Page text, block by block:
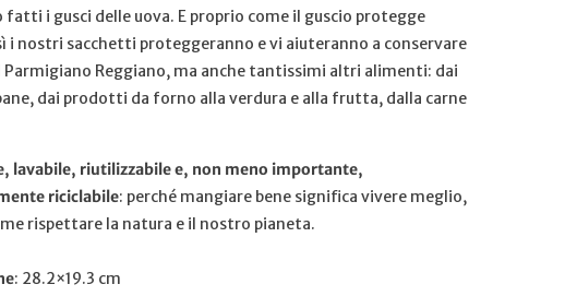
fatti i gusci delle uova. E proprio come il guscio protegge
i nostri sacchetti proteggeranno e vi aiuteranno a conservare
Parmigiano Reggiano, ma anche tantissimi altri alimenti: dai
dai prodotti da forno alla verdura e alla frutta, dalla carne
lavabile, riutilizzabile e, non meno importante,
riciclabile: perché mangiare bene significa vivere meglio,
rispettare la natura e il nostro pianeta.
: 28.2×19.3 cm